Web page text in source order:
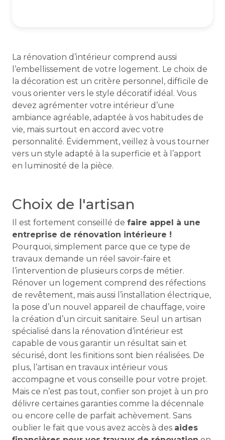
La rénovation d’intérieur comprend aussi
l’embellissement de votre logement. Le choix de
la décoration est un critère personnel, difficile de
vous orienter vers le style décoratif idéal. Vous
devez agrémenter votre intérieur d’une
ambiance agréable, adaptée à vos habitudes de
vie, mais surtout en accord avec votre
personnalité. Évidemment, veillez à vous tourner
vers un style adapté à la superficie et à l’apport
en luminosité de la pièce.
Choix de l'artisan
Il est fortement conseillé de faire appel à une
entreprise de rénovation intérieure !
Pourquoi, simplement parce que ce type de
travaux demande un réel savoir-faire et
l’intervention de plusieurs corps de métier.
Rénover un logement comprend des réfections
de revêtement, mais aussi l’installation électrique,
la pose d’un nouvel appareil de chauffage, voire
la création d’un circuit sanitaire. Seul un artisan
spécialisé dans la rénovation d’intérieur est
capable de vous garantir un résultat sain et
sécurisé, dont les finitions sont bien réalisées. De
plus, l’artisan en travaux intérieur vous
accompagne et vous conseille pour votre projet.
Mais ce n’est pas tout, confier son projet à un pro
délivre certaines garanties comme la décennale
ou encore celle de parfait achèvement. Sans
oublier le fait que vous avez accès à des aides